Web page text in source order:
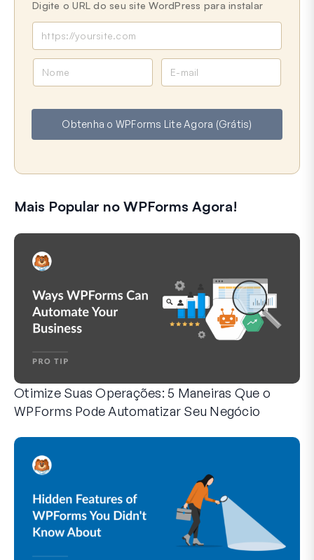
Digite o URL do seu site WordPress para instalar
e
a
l
Obtenha o WPForms Lite Agora (Grátis)
Mais Popular no WPForms Agora!
Otimize Suas Operações: 5 Maneiras Que o
WPForms Pode Automatizar Seu Negócio